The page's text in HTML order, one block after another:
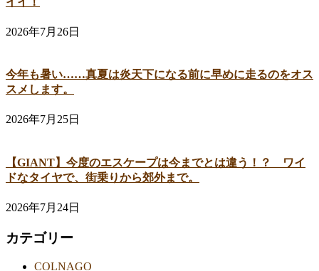
2026年7月26日
今年も暑い……真夏は炎天下になる前に早めに走るのをオス
スメします。
2026年7月25日
【GIANT】今度のエスケープは今までとは違う！？ ワイ
ドなタイヤで、街乗りから郊外まで。
2026年7月24日
カテゴリー
COLNAGO